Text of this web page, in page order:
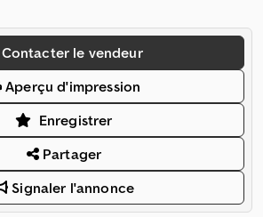
Contacter le vendeur
Aperçu d'impression
Enregistrer
Partager
Signaler l'annonce